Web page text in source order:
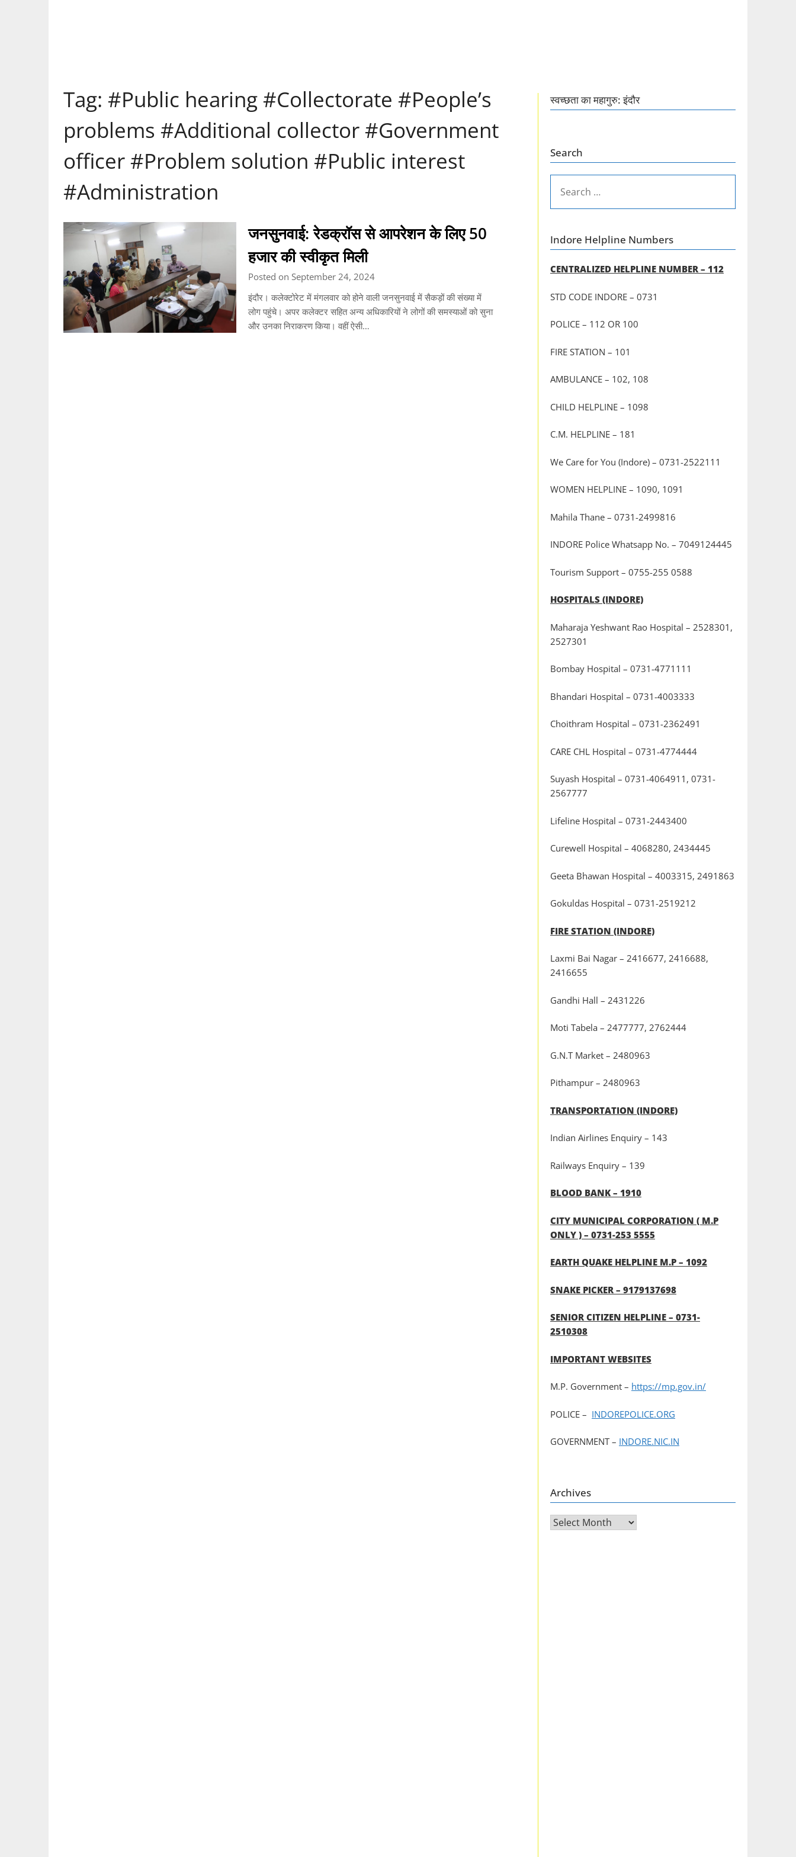
Tag: #Public hearing #Collectorate #People’s
problems #Additional collector #Government
officer #Problem solution #Public interest
#Administration
जनसुनवाई: रेडक्रॉस से आपरेशन के लिए 50
हजार की स्वीकृत मिली
Posted on September 24, 2024
इंदौर। कलेक्टोरेट में मंगलवार को होने वाली जनसुनवाई में सैकड़ों की संख्या में
लोग पहुंचे। अपर कलेक्टर सहित अन्य अधिकारियों ने लोगों की समस्याओं को सुना
और उनका निराकरण किया। वहीं ऐसी…
स्वच्छता का महागुरु: इंदौर
Search
FOR:
Indore Helpline Numbers
CENTRALIZED HELPLINE NUMBER – 112
STD CODE INDORE – 0731
POLICE – 112 OR 100
FIRE STATION – 101
AMBULANCE – 102, 108
CHILD HELPLINE – 1098
C.M. HELPLINE – 181
We Care for You (Indore) – 0731-2522111
WOMEN HELPLINE – 1090, 1091
Mahila Thane – 0731-2499816
INDORE Police Whatsapp No. – 7049124445
Tourism Support – 0755-255 0588
HOSPITALS (INDORE)
Maharaja Yeshwant Rao Hospital – 2528301,
2527301
Bombay Hospital – 0731-4771111
Bhandari Hospital – 0731-4003333
Choithram Hospital – 0731-2362491
CARE CHL Hospital – 0731-4774444
Suyash Hospital – 0731-4064911, 0731-
2567777
Lifeline Hospital – 0731-2443400
Curewell Hospital – 4068280, 2434445
Geeta Bhawan Hospital – 4003315, 2491863
Gokuldas Hospital – 0731-2519212
FIRE STATION (INDORE)
Laxmi Bai Nagar – 2416677, 2416688,
2416655
Gandhi Hall – 2431226
Moti Tabela – 2477777, 2762444
G.N.T Market – 2480963
Pithampur – 2480963
TRANSPORTATION (INDORE)
Indian Airlines Enquiry – 143
Railways Enquiry – 139
BLOOD BANK – 1910
CITY MUNICIPAL CORPORATION ( M.P
ONLY ) – 0731-253 5555
EARTH QUAKE HELPLINE M.P – 1092
SNAKE PICKER – 9179137698
SENIOR CITIZEN HELPLINE – 0731-
2510308
IMPORTANT WEBSITES
M.P. Government – https://mp.gov.in/
POLICE – INDOREPOLICE.ORG
GOVERNMENT – INDORE.NIC.IN
Archives
Archives